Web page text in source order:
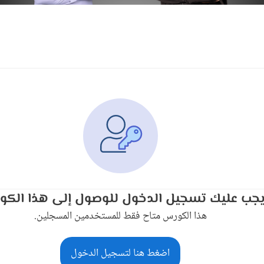
عليك تسجيل الدخول للوصول إلى هذا
هذا الكورس متاح فقط للمستخدمين المسجلين.
اضغط هنا لتسجيل الدخول